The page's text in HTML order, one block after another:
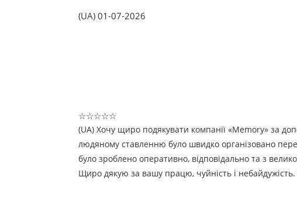
(UA) 01-07-2026
☆☆☆☆☆
(UA) Хочу щиро подякувати компанії «Memory» за
людяному ставленню було швидко організовано
було зроблено оперативно, відповідально та з
Щиро дякую за вашу працю, чуйність і